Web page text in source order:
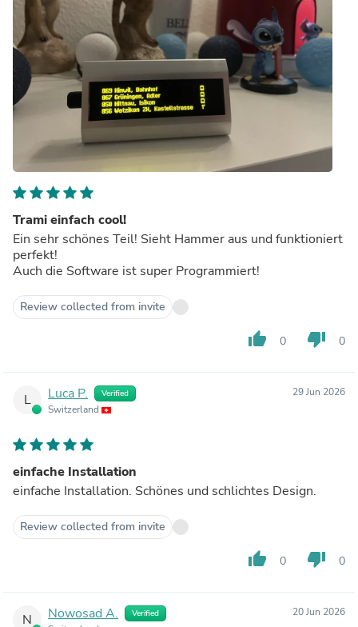
Trami einfach cool!
Ein sehr schönes Teil! Sieht Hammer aus und funktioniert
perfekt!
Auch die Software ist super Programmiert!
Review collected from invite
thumb_up 0 thumb_down 0
L Luca P. Verified
Switzerland
29 Jun 2026
einfache Installation
einfache Installation. Schönes und schlichtes Design.
Review collected from invite
thumb_up 0 thumb_down 0
N Nowosad A. Verified 20 Jun 2026